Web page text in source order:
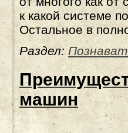
к какой системе
Остальное в
Раздел:
машин